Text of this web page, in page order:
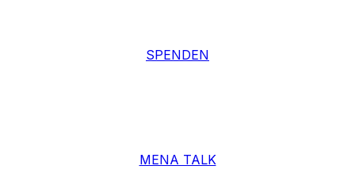
SPENDEN
MENA TALK